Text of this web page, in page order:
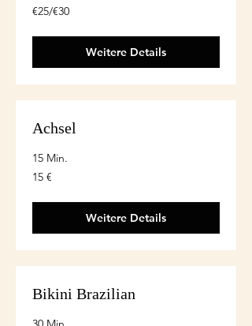
€25/€30
€25/€30
Weitere Details
Achsel
15 Min.
15
euro
15 €
Weitere Details
Bikini Brazilian